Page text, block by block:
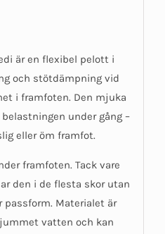
är en flexibel pelott i
och stötdämpning vid
i framfoten. Den mjuka
under gång –
eller öm framfot.
framfoten. Tack vare
den i de flesta skor utan
Materialet är
vatten och kan